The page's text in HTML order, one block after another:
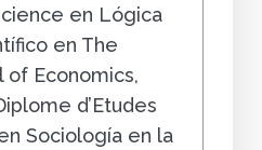
en Lógica
en The
of Economics,
d’Etudes
Sociología en la